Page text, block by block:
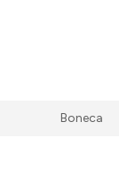
Boneca